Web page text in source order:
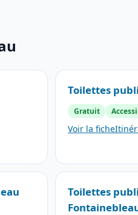
Toilettes
Gratuit
Voir la fiche
Toilettes